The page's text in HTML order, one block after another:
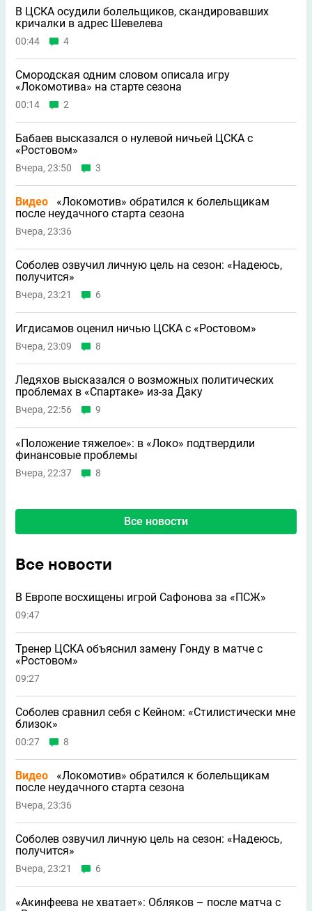
В ЦСКА осудили болельщиков, скандировавших
кричалки в адрес Шевелева
00:44 4
Смородская одним словом описала игру
«Локомотива» на старте сезона
00:14 2
Бабаев высказался о нулевой ничьей ЦСКА с
«Ростовом»
Вчера, 23:50 3
Видео
«Локомотив» обратился к болельщикам
после неудачного старта сезона
Вчера, 23:36
Соболев озвучил личную цель на сезон: «Надеюсь,
получится»
Вчера, 23:21 6
Игдисамов оценил ничью ЦСКА с «Ростовом»
Вчера, 23:09 8
Ледяхов высказался о возможных политических
проблемах в «Спартаке» из-за Даку
Вчера, 22:56 9
«Положение тяжелое»: в «Локо» подтвердили
финансовые проблемы
Вчера, 22:37 8
Все новости
Все новости
В Европе восхищены игрой Сафонова за «ПСЖ»
09:47
Тренер ЦСКА объяснил замену Гонду в матче с
«Ростовом»
09:27
Соболев сравнил себя с Кейном: «Стилистически мне
близок»
00:27 8
Видео
«Локомотив» обратился к болельщикам
после неудачного старта сезона
Вчера, 23:36
Соболев озвучил личную цель на сезон: «Надеюсь,
получится»
Вчера, 23:21 6
«Акинфеева не хватает»: Обляков – после матча с